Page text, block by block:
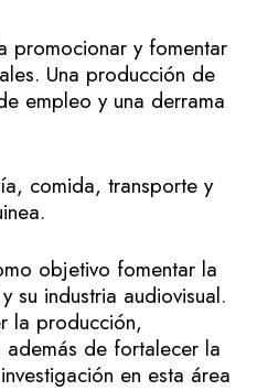
promocionar y fomentar
Una producción de
empleo y una derrama
comida, transporte y
objetivo fomentar la
su industria audiovisual.
la producción,
de fortalecer la
en esta área